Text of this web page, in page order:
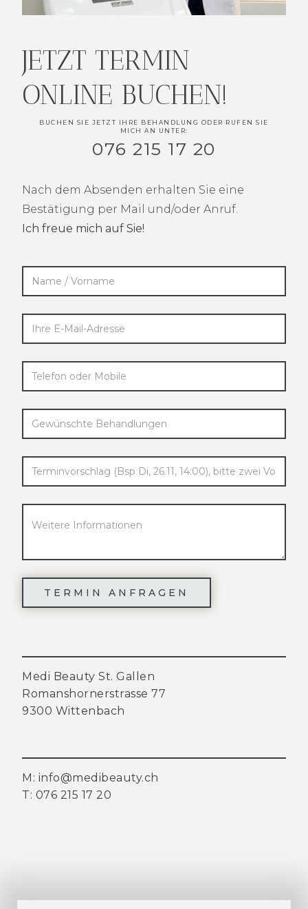
JETZT TERMIN
ONLINE BUCHEN!
BUCHEN SIE JETZT IHRE BEHANDLUNG ODER RUFEN SIE
MICH AN UNTER:
076 215 17 20
Nach dem Absenden erhalten Sie eine
Bestätigung per Mail und/oder Anruf.
Ich freue mich auf Sie!
Medi Beauty St. Gallen
Romanshornerstrasse 77
9300 Wittenbach
M: info@medibeauty.ch
T: 076 215 17 20